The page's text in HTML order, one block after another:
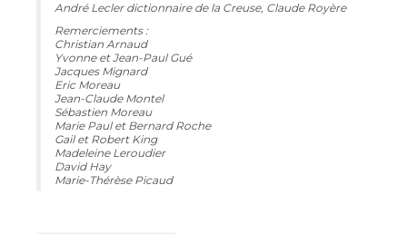
André Lecler dictionnaire de la Creuse, Claude Royère
Remerciements :
Christian Arnaud
Yvonne et Jean-Paul Gué
Jacques Mignard
Eric Moreau
Jean-Claude Montel
Sébastien Moreau
Marie Paul et Bernard Roche
Gail et Robert King
Madeleine Leroudier
David Hay
Marie-Thérèse Picaud